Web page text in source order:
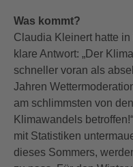
Was kommt?
Claudia Kleinert hatte
klare Antwort: „Der
schneller voran als
Jahren
am schlimmsten von
Klimawandels
mit Statistiken
dieses Sommers,